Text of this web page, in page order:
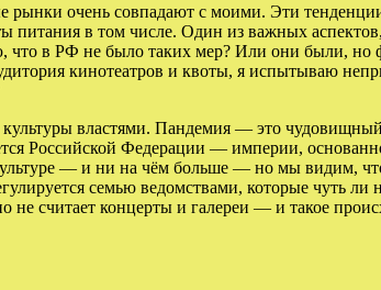
рынки очень совпадают с моими. Эти
в том числе. Один из важных
что в РФ не было таких мер? Или они были,
кинотеатров и квоты, я испытываю
властями. Пандемия — это чудовищный
Российской Федерации — империи,
— и ни на чём больше — но мы видим,
семью ведомствами, которые чуть
не считает концерты и галереи — и такое